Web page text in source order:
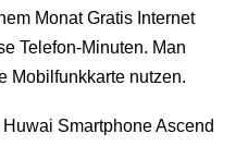
Monat Gratis Internet
Telefon-Minuten. Man
Mobilfunkkarte nutzen.
Smartphone Ascend